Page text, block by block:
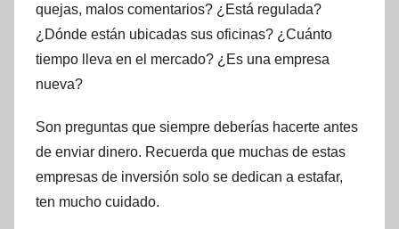
quejas, malos comentarios? ¿Está regulada?
¿Dónde están ubicadas sus oficinas? ¿Cuánto
tiempo lleva en el mercado? ¿Es una empresa
nueva?
Son preguntas que siempre deberías hacerte antes
de enviar dinero. Recuerda que muchas de estas
empresas de inversión solo se dedican a estafar,
ten mucho cuidado.